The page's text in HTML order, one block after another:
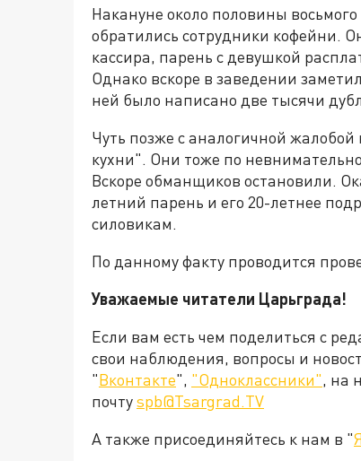
Накануне около половины
обратились сотрудники кофейни.
кассира, парень с девушкой
Однако вскоре в заведении
ней было написано две тысячи
Чуть позже с аналогичной
кухни". Они тоже по
Вскоре обманщиков остановили.
летний парень и его 20-летнее
силовикам.
По данному факту проводится
Уважаемые читатели Царьграда!
Если вам есть чем поделиться с
свои наблюдения, вопросы и
"Вконтакте", "Одноклассники", на
почтуspb@Tsargrad.TV
А также присоединяйтесь к нам в "